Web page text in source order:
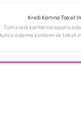
Kredi Kartına Taksit
‎Tüm kredi kartlarına sipariş
İyzico ödeme yöntemi ile taksit